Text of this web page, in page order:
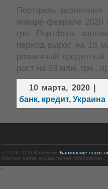
Портфель
январе-феврале
грн. Портфель
период вырос на 16
розничный
рост на 63 млн. грн.,
10 марта, 2020|
банк, кредит, Украина|
© 2008-2020 BankNews Банковские
Хостинг сайта осуществляет Mirohost.net.
<